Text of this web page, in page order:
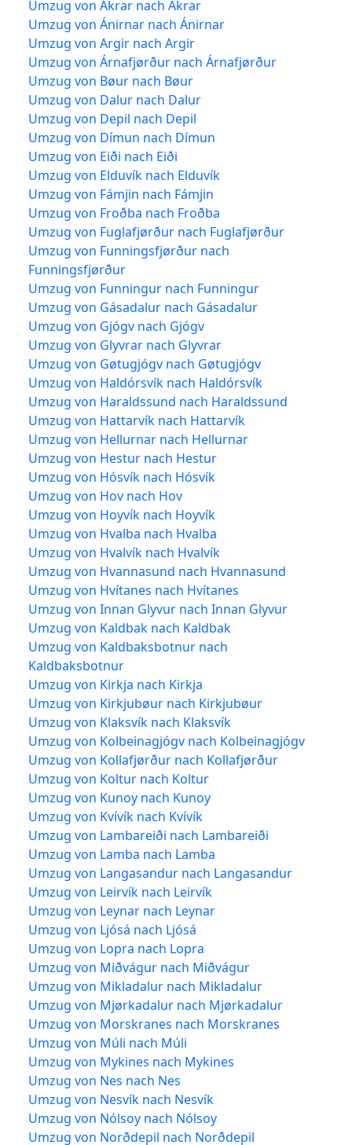
Umzug von Akrar nach Akrar
Umzug von Ánirnar nach Ánirnar
Umzug von Argir nach Argir
Umzug von Árnafjørður nach Árnafjørður
Umzug von Bøur nach Bøur
Umzug von Dalur nach Dalur
Umzug von Depil nach Depil
Umzug von Dímun nach Dímun
Umzug von Eiði nach Eiði
Umzug von Elduvík nach Elduvík
Umzug von Fámjin nach Fámjin
Umzug von Froðba nach Froðba
Umzug von Fuglafjørður nach Fuglafjørður
Umzug von Funningsfjørður nach
Funningsfjørður
Umzug von Funningur nach Funningur
Umzug von Gásadalur nach Gásadalur
Umzug von Gjógv nach Gjógv
Umzug von Glyvrar nach Glyvrar
Umzug von Gøtugjógv nach Gøtugjógv
Umzug von Haldórsvík nach Haldórsvík
Umzug von Haraldssund nach Haraldssund
Umzug von Hattarvík nach Hattarvík
Umzug von Hellurnar nach Hellurnar
Umzug von Hestur nach Hestur
Umzug von Hósvík nach Hósvík
Umzug von Hov nach Hov
Umzug von Hoyvík nach Hoyvík
Umzug von Hvalba nach Hvalba
Umzug von Hvalvík nach Hvalvík
Umzug von Hvannasund nach Hvannasund
Umzug von Hvítanes nach Hvítanes
Umzug von Innan Glyvur nach Innan Glyvur
Umzug von Kaldbak nach Kaldbak
Umzug von Kaldbaksbotnur nach
Kaldbaksbotnur
Umzug von Kirkja nach Kirkja
Umzug von Kirkjubøur nach Kirkjubøur
Umzug von Klaksvík nach Klaksvík
Umzug von Kolbeinagjógv nach Kolbeinagjógv
Umzug von Kollafjørður nach Kollafjørður
Umzug von Koltur nach Koltur
Umzug von Kunoy nach Kunoy
Umzug von Kvívík nach Kvívík
Umzug von Lambareiði nach Lambareiði
Umzug von Lamba nach Lamba
Umzug von Langasandur nach Langasandur
Umzug von Leirvík nach Leirvík
Umzug von Leynar nach Leynar
Umzug von Ljósá nach Ljósá
Umzug von Lopra nach Lopra
Umzug von Miðvágur nach Miðvágur
Umzug von Mikladalur nach Mikladalur
Umzug von Mjørkadalur nach Mjørkadalur
Umzug von Morskranes nach Morskranes
Umzug von Múli nach Múli
Umzug von Mykines nach Mykines
Umzug von Nes nach Nes
Umzug von Nesvík nach Nesvík
Umzug von Nólsoy nach Nólsoy
Umzug von Norðdepil nach Norðdepil